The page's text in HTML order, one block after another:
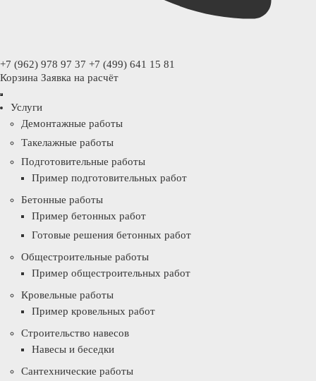
+7 (962) 978 97 37 +7 (499) 641 15 81
Корзина Заявка на расчёт
Услуги
Демонтажные работы
Такелажные работы
Подготовительные работы
Пример подготовительных работ
Бетонные работы
Пример бетонных работ
Готовые решения бетонных работ
Общестроительные работы
Пример общестроительных работ
Кровельные работы
Пример кровельных работ
Строительство навесов
Навесы и беседки
Сантехнические работы